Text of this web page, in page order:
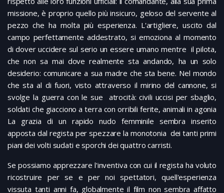
missione, è proprio quello più insicuro, geloso del servente al
pezzo che ha molta più esperienza. L'artigliere, uscito dal
campo perfettamente addestrato, si emoziona al momento
di dover uccidere sul serio un essere umano mentre il pilota,
che non sa mai dove realmente sta andando, ha un solo
desiderio: comunicare a sua madre che sta bene. Nel mondo
che sta al di fuori, visto attraverso il mirino del cannone, si
svolge la guerra con le sue atrocità: civili uccisi per sbaglio,
soldati che giacciono a terra con orribili ferite, animali in agonia
La grazia di un rapido nudo femminile sembra inserito
apposta dal regista per spezzare la monotonia dei tanti primi
piani dei volti sudati e sporchi dei quattro carristi.
Se possiamo apprezzare l'inventiva con cui il regista ha voluto
ricostruire per se e per noi spettatori, quell'esperienza
vissuta tanti anni fa, globalmente il film non sembra affatto